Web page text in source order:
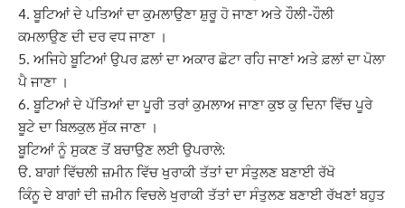
4. ਬੂਟਿਆਂ ਦੇ ਪਤਿਆਂ ਦਾ ਕੁਮਲਾਉਣਾ ਸ਼ੁਰੂ ਹੋ ਜਾਣਾ ਅਤੇ ਹੌਲੀ-ਹੌਲੀ
ਕਮਲਾਉਣ ਦੀ ਦਰ ਵਧ ਜਾਣਾ ।
5. ਅਜਿਹੇ ਬੂਟਿਆਂ ਉਪਰ ਫ਼ਲਾਂ ਦਾ ਅਕਾਰ ਛੋਟਾ ਰਹਿ ਜਾਣਾਂ ਅਤੇ ਫ਼ਲਾਂ ਦਾ ਪੋਲਾ
ਪੈ ਜਾਣਾ ।
6. ਬੂਟਿਆਂ ਦੇ ਪੱਤਿਆਂ ਦਾ ਪੂਰੀ ਤਰਾਂ ਕੁਮਲਾਅ ਜਾਣਾ ਕੁਝ ਕੁ ਦਿਨਾ ਵਿੱਚ ਪੂਰੇ
ਬੂਟੇ ਦਾ ਬਿਲਕੁਲ ਸੁੱਕ ਜਾਣਾ ।
ਬੂਟਿਆਂ ਨੂੰ ਸੁਕਣ ਤੋਂ ਬਚਾਉਣ ਲਈ ਉਪਰਾਲੇ:
ੳ. ਬਾਗਾਂ ਵਿੱਚਲੀ ਜ਼ਮੀਨ ਵਿੱਚ ਖੁਰਾਕੀ ਤੱਤਾਂ ਦਾ ਸੰਤੁਲਣ ਬਣਾਈ ਰੱਖੋ
ਕਿੰਨੂ ਦੇ ਬਾਗਾਂ ਦੀ ਜ਼ਮੀਨ ਵਿਚਲੇ ਖੁਰਾਕੀ ਤੱਤਾਂ ਦਾ ਸੰਤੁਲਣ ਬਣਾਈ ਰੱਖਣਾਂ ਬਹੁਤ